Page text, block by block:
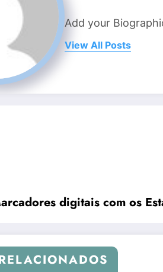
Add your
View All Posts
digitais com os